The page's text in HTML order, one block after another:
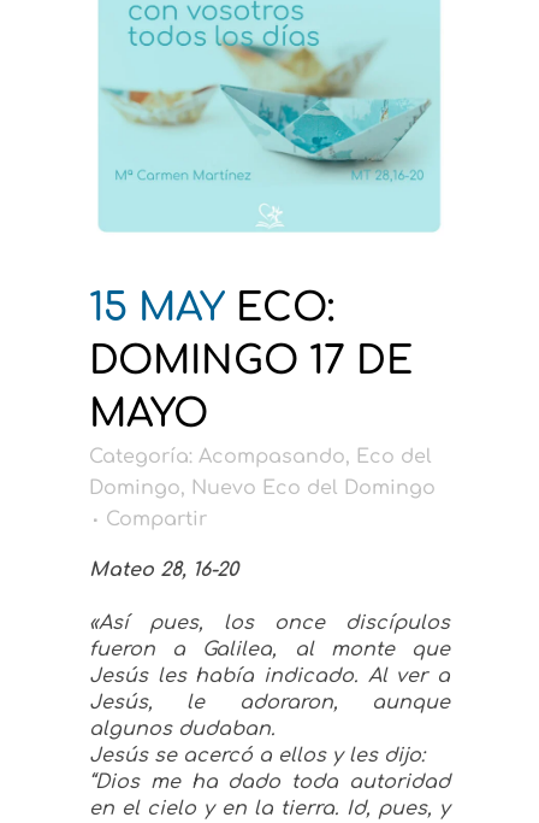
15 MAY ECO:
DOMINGO 17 DE
MAYO
Categoría: Acompasando, Eco del
Domingo, Nuevo Eco del Domingo
Compartir
Mateo 28, 16-20
«Así pues, los once discípulos
fueron a Galilea, al monte que
Jesús les había indicado. Al ver a
Jesús, le adoraron, aunque
algunos dudaban.
Jesús se acercó a ellos y les dijo:
“Dios me ha dado toda autoridad
en el cielo y en la tierra. Id, pues, y